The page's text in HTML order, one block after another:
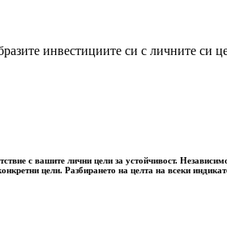
инвестициите си с личните си
с вашите лични цели за устойчивост.
цели. Разбирането на целта на всеки